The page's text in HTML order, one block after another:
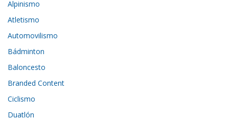
Alpinismo
Atletismo
Automovilismo
Bádminton
Baloncesto
Branded Content
Ciclismo
Duatlón